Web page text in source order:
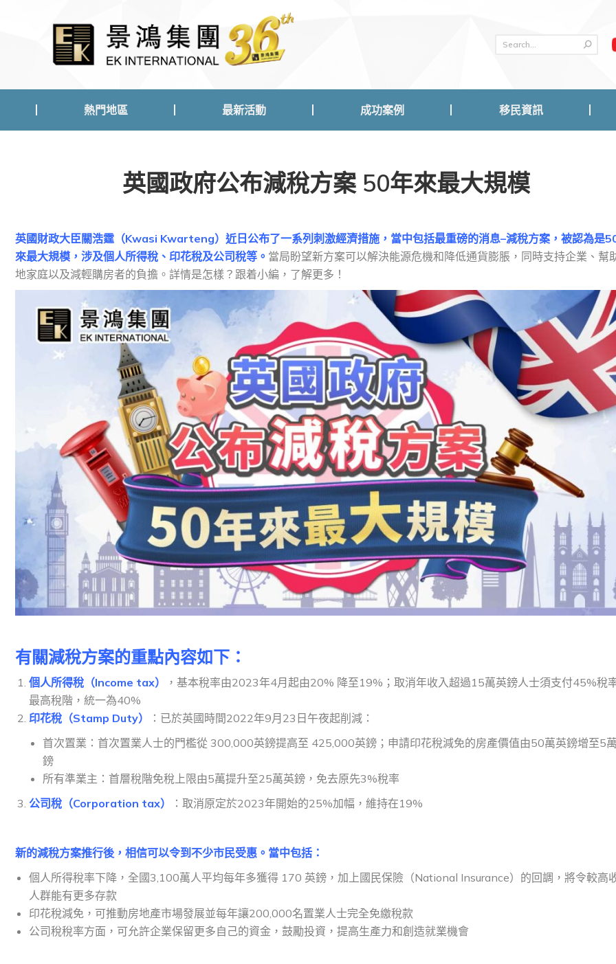
熱門地區 最新活動 成功案例 移民資訊
英國政府公布減稅方案 50年來最大規模
英國財政大臣關浩霆（Kwasi Kwarteng）近日公布了一系列刺激經濟措施，當中包括最重磅的消息–減稅方案，被認為是
來最大規模，涉及個人所得稅、印花稅及公司稅等。 當局盼望新方案可以解決能源危機和降低通貨膨脹，同時支持企業、幫
地家庭以及減輕購房者的負擔。詳情是怎樣？跟着小編，了解更多！
有關減稅方案的重點內容如下：
個人所得稅（Income tax）
，基本稅率由2023年4月起由20% 降至19%；取消年收入超過15萬英鎊人士須支付45%稅
最高稅階，統一為40%
印花稅（Stamp Duty）
：已於英國時間2022年9月23日午夜起削減：
首次置業：首次置業人士的門檻從 300,000英鎊提高至 425,000英鎊；申請印花稅減免的房產價值由50萬英鎊增至5
鎊
所有準業主：首層稅階免稅上限由5萬提升至25萬英鎊，免去原先3%稅率
公司稅（Corporation tax）
：取消原定於2023年開始的25%加幅，維持在19%
新的減稅方案推行後，相信可以令到不少市民受惠。當中包括：
個人所得稅率下降，全國3,100萬人平均每年多獲得 170 英鎊，加上國民保險（National Insurance）的回調，將令較高
人群能有更多存款
印花稅減免，可推動房地產市場發展並每年讓200,000名置業人士完全免繳稅款
公司稅稅率方面，可允許企業保留更多自己的資金，鼓勵投資，提高生產力和創造就業機會
熱門地區 最新活動